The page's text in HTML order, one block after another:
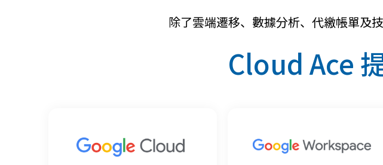
除了雲端遷移、數據分析、代繳帳單及
Cloud Ace